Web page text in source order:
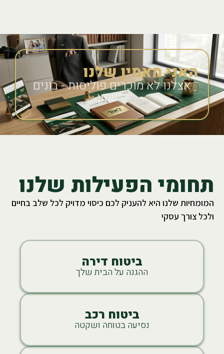
האני מאמין שלנו
אצלנו לא מוכרים פוליסות - בונים
ביטחון
תחומי הפעילות שלנו
המומחיות שלנו היא להעניק לכם כיסוי מדויק לכל שלב בחיים
ולכל צורך עסקי
ביטוח דירה
ההגנה על הבית שלך
ביטוח רכב
נסיעה בטוחה ושקטה